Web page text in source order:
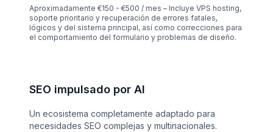
Aproximadamente €150 - €500 / mes – Incluye VPS hosting,
soporte prioritario y recuperación de errores fatales,
lógicos y del sistema principal, así como correcciones para
el comportamiento del formulario y problemas de diseño.
SEO impulsado por AI
Un ecosistema completamente adaptado para
necesidades SEO complejas y multinacionales.